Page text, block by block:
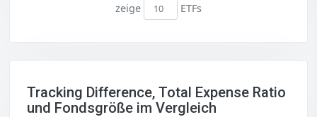
zeige ETFs
Tracking Difference, Total Expense Ratio
und Fondsgröße im Vergleich